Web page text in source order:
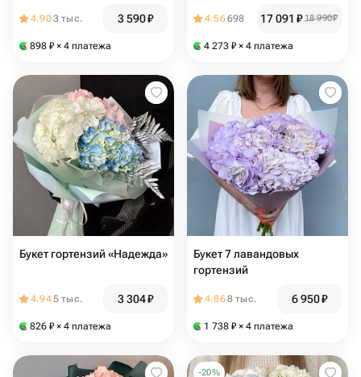
4.903 тыс. 3 590₽
898 ₽ × 4 платежа
4.56698 17 091 ₽ 18 990₽
4 273 ₽ × 4 платежа
Букет гортензий «Надежда»
4.945 тыс. 3 304₽
826 ₽ × 4 платежа
Букет 7 лавандовых
гортензий
4.868 тыс. 6 950₽
1 738 ₽ × 4 платежа
-20%